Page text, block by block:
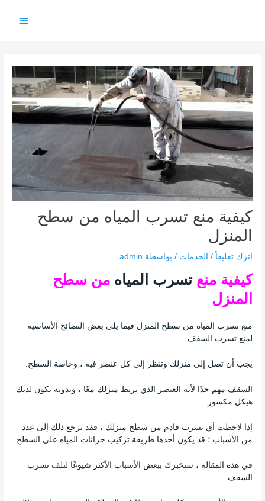
كيفية منع تسرب المياه من سطح
المنزل
اترك تعليقاً / الخدمات / بواسطة admin
كيفية منعتسرب المياه من سطح
المنزل
منع تسرب المياه من سطح المنزل فيما يلي بعض النصائح الأساسية
لمنع تسرب السقف.
يجب أن تصل إلى منزلك وتنظر إلى كل عنصر فيه ، وخاصة السطح.
السقف مهم جدًا لأنه العنصر الذي يربط منزلك معًا ، وبدونه يكون لديك
هيكل مكسور.
إذا لاحظت أي تسرب قادم من سطح منزلك ، فقد يرجع ذلك إلى عدد
من الأسباب ؛ قد يكون أحدها طريقة تركيب خزانات المياه على السطح.
في هذه المقالة ، سنخبرك ببعض الأسباب الأكثر شيوعًا لتلف تسرب
السقف.